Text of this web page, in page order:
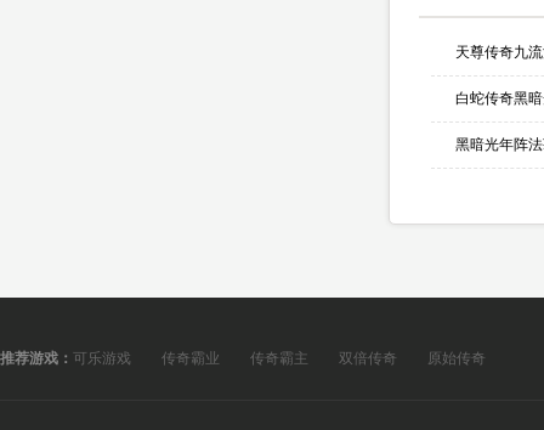
天尊传奇九
黑暗光年阵
推荐游戏： 可乐游戏 传奇霸业 传奇霸主 双倍传奇 原始传奇